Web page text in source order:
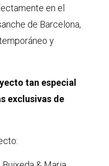
en el
de Barcelona,
y
tan especial
exclusivas de